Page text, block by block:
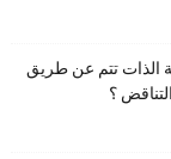
الذات تتم عن طريق
؟